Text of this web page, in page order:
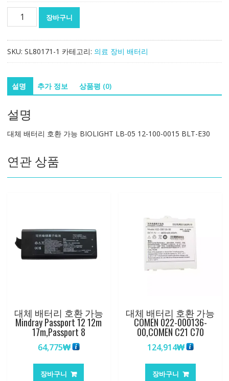
리
환
가
BIOLIGHT
05
100-
0015
BLT-
장바구니
SKU: SL80171-1 카테고리: 의료 장비 배터리
설명 추가 정보 상품평 (0)
설명
대체 배터리 호환 가능 BIOLIGHT LB-05 12-100-0015 BLT-E30
연관 상품
대체 배터리 호환 가능
Mindray Passport 12 12m
17m,Passport 8
64,775₩
장바구니
대체 배터리 호환 가능
COMEN 022-000136-
00,COMEN C21 C70
124,914₩
장바구니